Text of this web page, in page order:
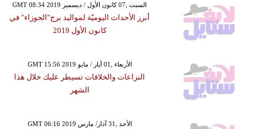
GMT 08:34 2019 السبت ,07 كانون الأول / ديسمبر
أبرز الأحداث اليوميّة لمواليد برج"الجوزاء" في
كانون الأول 2019
GMT 15:56 2019 الأربعاء ,01 أيار / مايو
النزاعات والخلافات تسيطر عليك خلال هذا
الشهر
GMT 06:16 2019 الأحد ,31 آذار/ مارس